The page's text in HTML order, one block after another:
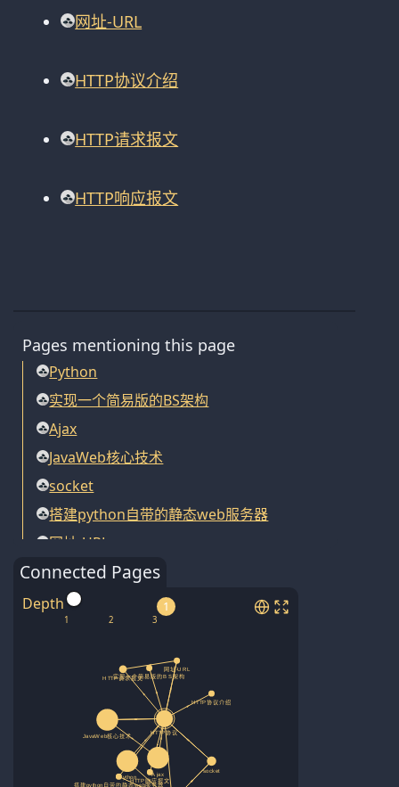
网址-URL
HTTP协议介绍
HTTP请求报文
HTTP响应报文
Connected Pages
Depth 1
Pages mentioning this page
Python
实现一个简易版的BS架构
Ajax
JavaWeb核心技术
socket
搭建python自带的静态web服务器
网址-URL